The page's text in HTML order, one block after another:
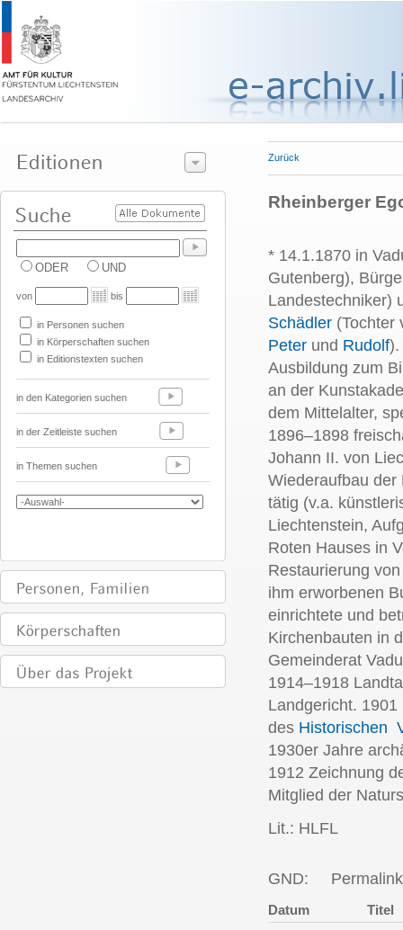
ODER UND
von bis
in Personen suchen
in Körperschaften suchen
in Editionstexten suchen
in den Kategorien suchen
in der Zeitleiste suchen
in Themen suchen
Zurück
Rheinberger
* 14.1.1870 in
Gutenberg),
Landestechniker)
Schädler (Tochter
Peter und Rudolf).
Ausbildung zum
an der
dem Mittelalter,
1896–1898
Johann II. von
Wiederaufbau der
tätig (v.a.
Liechtenstein,
Roten Hauses in
Restaurierung
ihm erworbenen
einrichtete und
Kirchenbauten in
Gemeinderat
1914–1918
Landgericht.
des Historischen
1930er Jahre
1912 Zeichnung
Mitglied der
Lit.: HLFL
GND:
Datum Titel